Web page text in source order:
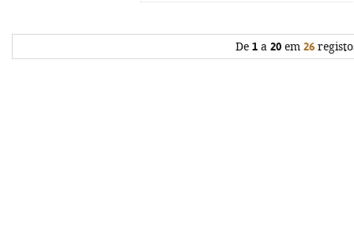
De 1a 20em 26